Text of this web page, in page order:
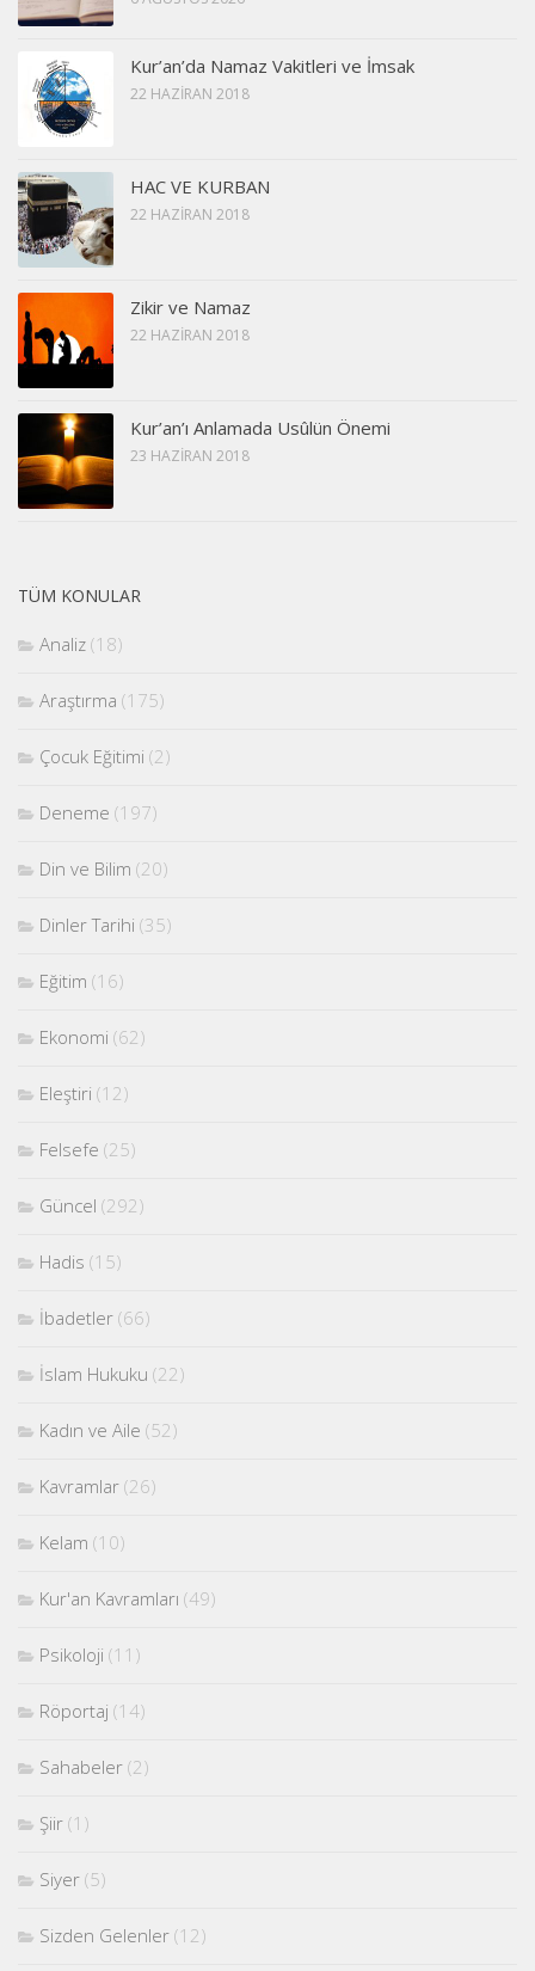
Kur’an’da Namaz Vakitleri ve İmsak
22 HAZIRAN 2018
HAC VE KURBAN
22 HAZIRAN 2018
Zikir ve Namaz
22 HAZIRAN 2018
Kur’an’ı Anlamada Usûlün Önemi
23 HAZIRAN 2018
TÜM KONULAR
Analiz (18)
Araştırma (175)
Çocuk Eğitimi (2)
Deneme (197)
Din ve Bilim (20)
Dinler Tarihi (35)
Eğitim (16)
Ekonomi (62)
Eleştiri (12)
Felsefe (25)
Güncel (292)
Hadis (15)
İbadetler (66)
İslam Hukuku (22)
Kadın ve Aile (52)
Kavramlar (26)
Kelam (10)
Kur'an Kavramları (49)
Psikoloji (11)
Röportaj (14)
Sahabeler (2)
Şiir (1)
Siyer (5)
Sizden Gelenler (12)